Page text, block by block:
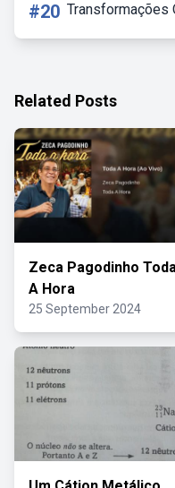
#20 Transformações
Related Posts
Zeca Pagodinho
A Hora
25 September 2024